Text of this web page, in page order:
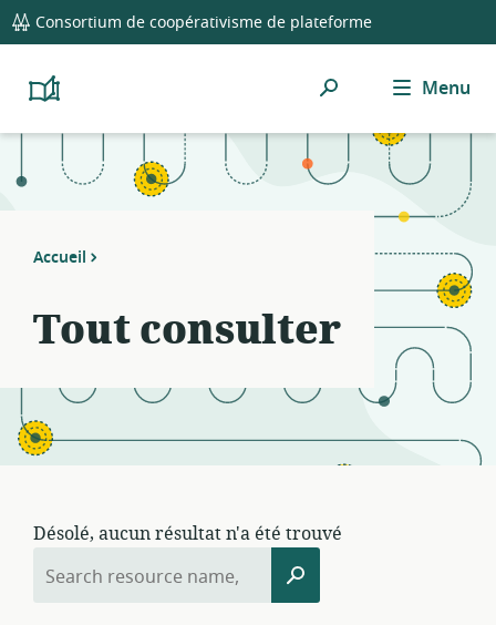
global
navigation
Consortium de coopérativisme de plateforme
Platform
Resource
Rechercher Menu
Accueil
Tout consulter
Désolé, aucun résultat n'a été trouvé
quelque
Rechercher
Notifications
21
filters
Resource